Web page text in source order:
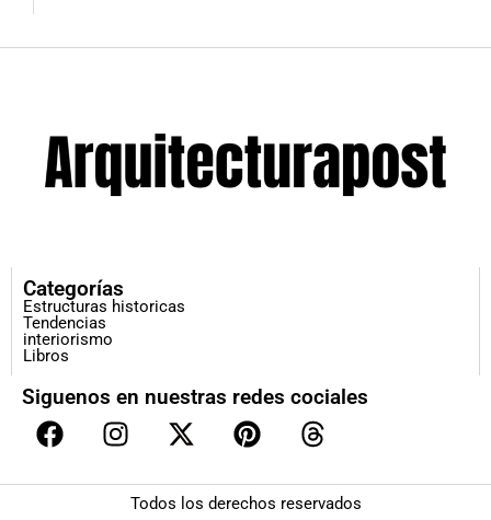
Categorías
Estructuras historicas
Tendencias
interiorismo
Libros
Siguenos en nuestras redes cociales
Todos los derechos reservados